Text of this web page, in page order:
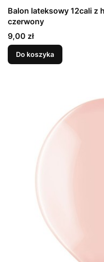
Balon lateksowy 12cali z
czerwony
Cena
9,00 zł
Do koszyka